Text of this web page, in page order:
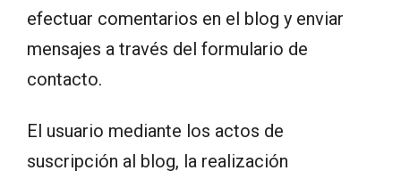
efectuar comentarios en el blog y enviar
mensajes a través del formulario de
contacto.
El usuario mediante los actos de
suscripción al blog, la realización